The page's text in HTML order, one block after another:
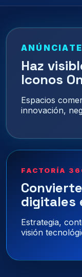
Haz
Iconos
Espacios
innovación,
FACTORÍA
digitales
Estrategia,
visión